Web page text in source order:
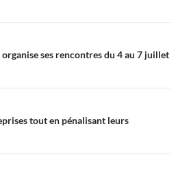
ses rencontres du 4 au 7 juillet
tout en pénalisant leurs